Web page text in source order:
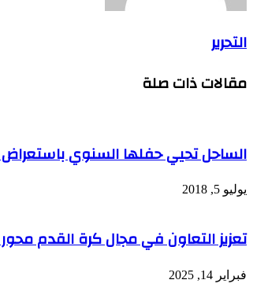
التحرير
مقالات ذات صلة
الساحل تحيي حفلها السنوي
يوليو 5, 2018
تعزيز التعاون في مجال كرة القدم محور
فبراير 14, 2025